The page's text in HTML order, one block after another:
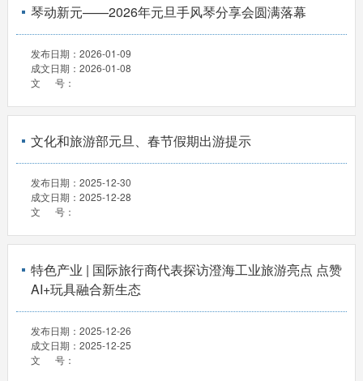
琴动新元——2026年元旦手风琴分享会圆满落幕
发布日期： 2026-01-09
成文日期： 2026-01-08
文 号：
文化和旅游部元旦、春节假期出游提示
发布日期： 2025-12-30
成文日期： 2025-12-28
文 号：
特色产业 | 国际旅行商代表探访澄海工业旅游亮点 点赞
AI+玩具融合新生态
发布日期： 2025-12-26
成文日期： 2025-12-25
文 号：